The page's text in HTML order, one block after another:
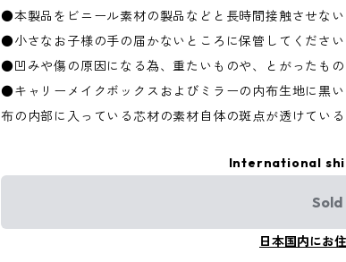
●本製品をビニール素材の製品などと長時間接触させない
●小さなお子様の手の届かないところに保管してください
●凹みや傷の原因になる為、重たいものや、とがったもの
●キャリーメイクボックスおよびミラーの内布生地に黒
布の内部に入っている芯材の素材自体の斑点が透けてい
International
日本国内にお